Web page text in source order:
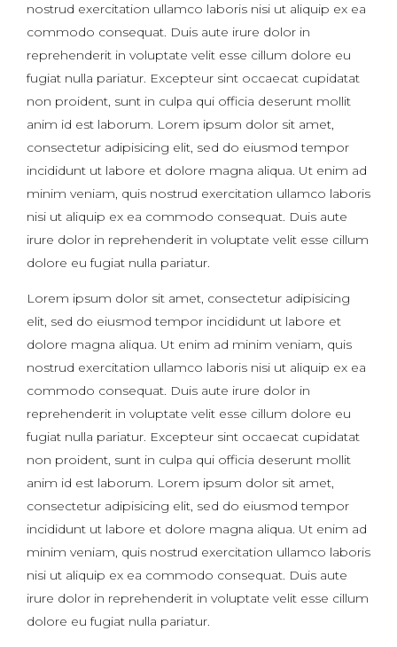
nostrud exercitation ullamco laboris nisi ut aliquip ex ea
commodo consequat. Duis aute irure dolor in
reprehenderit in voluptate velit esse cillum dolore eu
fugiat nulla pariatur. Excepteur sint occaecat cupidatat
non proident, sunt in culpa qui officia deserunt mollit
anim id est laborum. Lorem ipsum dolor sit amet,
consectetur adipisicing elit, sed do eiusmod tempor
incididunt ut labore et dolore magna aliqua. Ut enim ad
minim veniam, quis nostrud exercitation ullamco laboris
nisi ut aliquip ex ea commodo consequat. Duis aute
irure dolor in reprehenderit in voluptate velit esse cillum
dolore eu fugiat nulla pariatur.
Lorem ipsum dolor sit amet, consectetur adipisicing
elit, sed do eiusmod tempor incididunt ut labore et
dolore magna aliqua. Ut enim ad minim veniam, quis
nostrud exercitation ullamco laboris nisi ut aliquip ex ea
commodo consequat. Duis aute irure dolor in
reprehenderit in voluptate velit esse cillum dolore eu
fugiat nulla pariatur. Excepteur sint occaecat cupidatat
non proident, sunt in culpa qui officia deserunt mollit
anim id est laborum. Lorem ipsum dolor sit amet,
consectetur adipisicing elit, sed do eiusmod tempor
incididunt ut labore et dolore magna aliqua. Ut enim ad
minim veniam, quis nostrud exercitation ullamco laboris
nisi ut aliquip ex ea commodo consequat. Duis aute
irure dolor in reprehenderit in voluptate velit esse cillum
dolore eu fugiat nulla pariatur.